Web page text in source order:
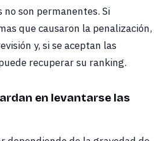
no son permanentes. Si
que causaron la penalización,
y, si se aceptan las
recuperar su ranking.
en levantarse las